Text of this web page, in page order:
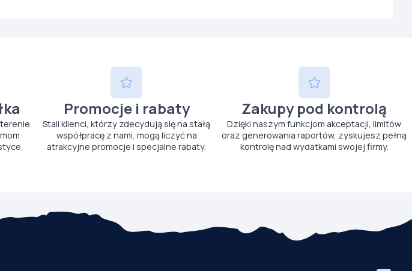
Promocje i rabaty
Stali klienci, którzy zdecydują się na stałą
współpracę z nami, mogą liczyć na
atrakcyjne promocje i specjalne rabaty.
Zakupy pod kontrolą
Dzięki naszym funkcjom akceptacji, limitów
oraz generowania raportów, zyskujesz pełną
kontrolę nad wydatkami swojej firmy.